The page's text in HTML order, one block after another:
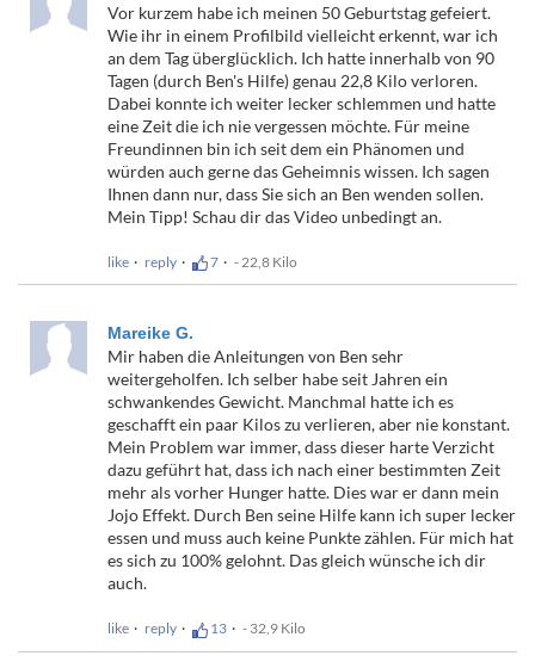
Vor kurzem habe ich meinen 50 Geburtstag gefeiert.
Wie ihr in einem Profilbild vielleicht erkennt, war ich
an dem Tag überglücklich. Ich hatte innerhalb von 90
Tagen (durch Ben's Hilfe) genau 22,8 Kilo verloren.
Dabei konnte ich weiter lecker schlemmen und hatte
eine Zeit die ich nie vergessen möchte. Für meine
Freundinnen bin ich seit dem ein Phänomen und
würden auch gerne das Geheimnis wissen. Ich sagen
Ihnen dann nur, dass Sie sich an Ben wenden sollen.
Mein Tipp! Schau dir das Video unbedingt an.
like reply 7 - 22,8 Kilo
Mareike G.
Mir haben die Anleitungen von Ben sehr
weitergeholfen. Ich selber habe seit Jahren ein
schwankendes Gewicht. Manchmal hatte ich es
geschafft ein paar Kilos zu verlieren, aber nie konstant.
Mein Problem war immer, dass dieser harte Verzicht
dazu geführt hat, dass ich nach einer bestimmten Zeit
mehr als vorher Hunger hatte. Dies war er dann mein
Jojo Effekt. Durch Ben seine Hilfe kann ich super lecker
essen und muss auch keine Punkte zählen. Für mich hat
es sich zu 100% gelohnt. Das gleich wünsche ich dir
auch.
like reply 13 - 32,9 Kilo